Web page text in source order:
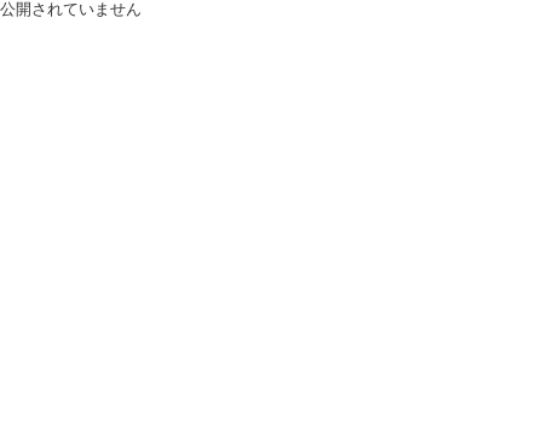
公開されていません